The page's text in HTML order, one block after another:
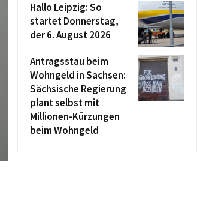
Hallo Leipzig: So
startet Donnerstag,
der 6. August 2026
Antragsstau beim
Wohngeld in Sachsen:
Sächsische Regierung
plant selbst mit
Millionen-Kürzungen
beim Wohngeld